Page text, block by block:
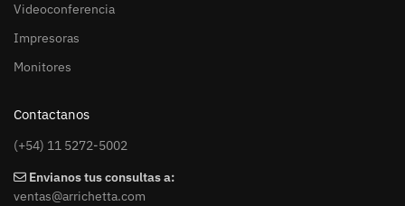
Videoconferencia
Impresoras
Monitores
Contactanos
(+54) 11 5272-5002
Envianos tus consultas a:
ventas@arrichetta.com